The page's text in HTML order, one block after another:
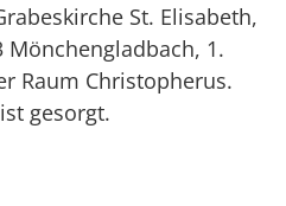
St. Elisabeth,
Mönchengladbach, 1.
Raum Christopherus.
gesorgt.